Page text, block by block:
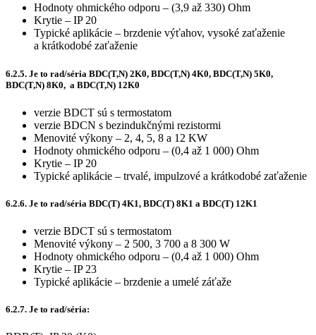
Hodnoty ohmického odporu – (3,9 až 330) Ohm
Krytie – IP 20
Typické aplikácie – brzdenie výťahov, vysoké zaťaženie
a krátkodobé zaťaženie
6.2.5. Je to rad/séria BDC(T,N) 2K0, BDC(T,N) 4K0, BDC(T,N) 5K0,
BDC(T,N) 8K0, a BDC(T,N) 12K0
verzie BDCT sú s termostatom
verzie BDCN s bezindukčnými rezistormi
Menovité výkony – 2, 4, 5, 8 a 12 KW
Hodnoty ohmického odporu – (0,4 až 1 000) Ohm
Krytie – IP 20
Typické aplikácie – trvalé, impulzové a krátkodobé zaťaženie
6.2.6. Je to rad/séria BDC(T) 4K1, BDC(T) 8K1 a BDC(T) 12K1
verzie BDCT sú s termostatom
Menovité výkony – 2 500, 3 700 a 8 300 W
Hodnoty ohmického odporu – (0,4 až 1 000) Ohm
Krytie – IP 23
Typické aplikácie – brzdenie a umelé záťaže
6.2.7. Je to rad/séria: